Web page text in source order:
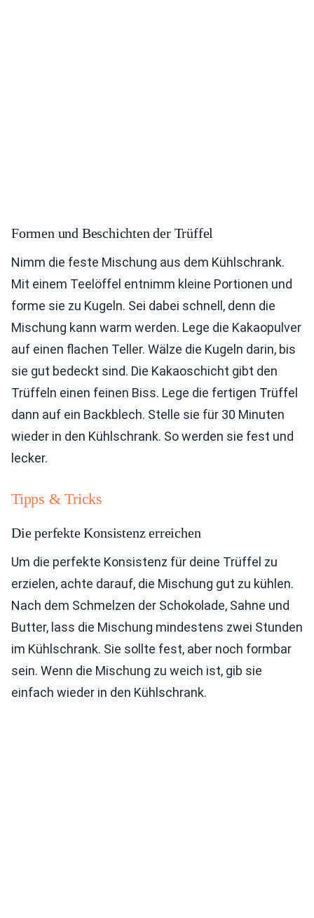
Formen und Beschichten der Trüffel
Nimm die feste Mischung aus dem Kühlschrank.
Mit einem Teelöffel entnimm kleine Portionen und
forme sie zu Kugeln. Sei dabei schnell, denn die
Mischung kann warm werden. Lege die Kakaopulver
auf einen flachen Teller. Wälze die Kugeln darin, bis
sie gut bedeckt sind. Die Kakaoschicht gibt den
Trüffeln einen feinen Biss. Lege die fertigen Trüffel
dann auf ein Backblech. Stelle sie für 30 Minuten
wieder in den Kühlschrank. So werden sie fest und
lecker.
Tipps & Tricks
Die perfekte Konsistenz erreichen
Um die perfekte Konsistenz für deine Trüffel zu
erzielen, achte darauf, die Mischung gut zu kühlen.
Nach dem Schmelzen der Schokolade, Sahne und
Butter, lass die Mischung mindestens zwei Stunden
im Kühlschrank. Sie sollte fest, aber noch formbar
sein. Wenn die Mischung zu weich ist, gib sie
einfach wieder in den Kühlschrank.